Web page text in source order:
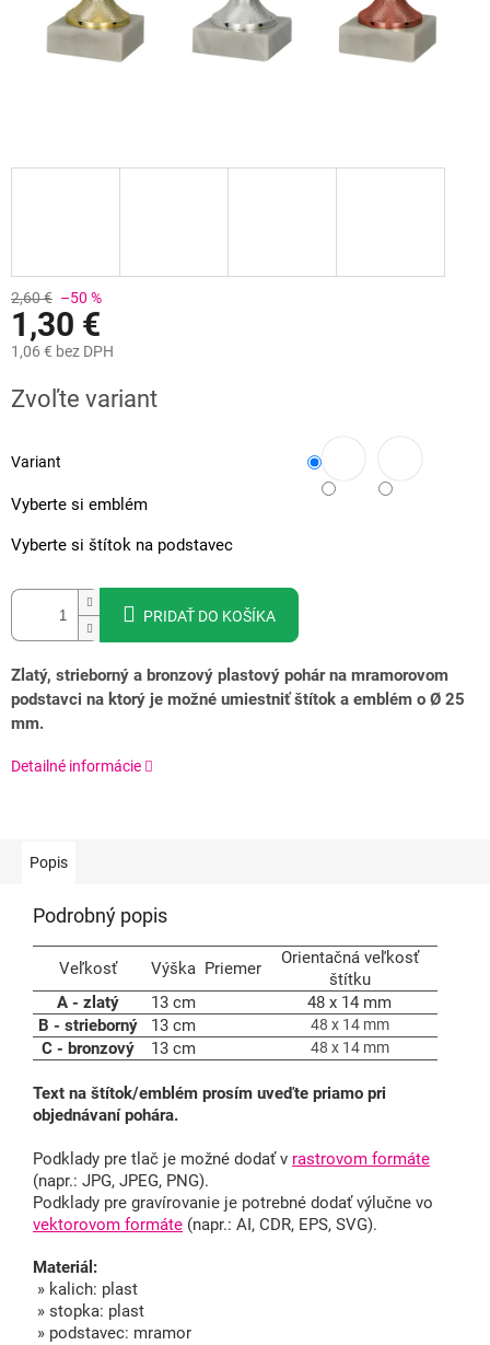
2,60 € –50 %
1,30 €
1,06 € bez DPH
cena:
Zvoľte variant
Variant
Vyberte si emblém
Vyberte si štítok na podstavec
PRIDAŤ DO KOŠÍKA
Zlatý, strieborný a bronzový plastový pohár na mramorovom
podstavci na ktorý je možné umiestniť štítok a emblém o Ø 25
mm.
Detailné informácie
Popis
Podrobný popis
Veľkosť Výška Priemer
Orientačná veľkosť
štítku
A - zlatý
13 cm
48 x 14 mm
B - strieborný
13 cm 48 x 14 mm
C - bronzový 13 cm 48 x 14 mm
Text na štítok/emblém prosím uveďte priamo pri
objednávaní pohára.
Podklady pre tlač je možné dodať v rastrovom formáte
(napr.: JPG, JPEG, PNG).
Podklady pre gravírovanie je potrebné dodať výlučne vo
vektorovom formáte (napr.: AI, CDR, EPS, SVG).
Materiál:
» kalich: plast
» stopka: plast
» podstavec: mramor